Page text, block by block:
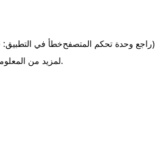
خطأ في التطبيق:(راجع وحدة تحكم المتصفح
لمزيد من.